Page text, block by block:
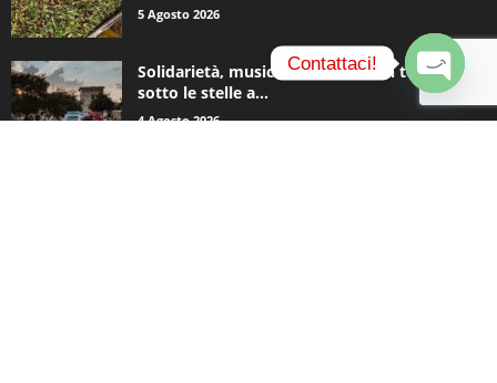
5 Agosto 2026
Solidarietà, musica e una notte in tenda
sotto le stelle a...
4 Agosto 2026
Contattaci!
O